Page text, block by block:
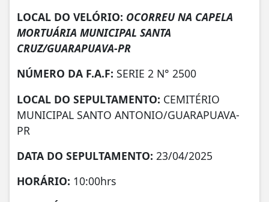
LOCAL DO VELÓRIO: OCORREU NA CAPELA
MORTUÁRIA MUNICIPAL SANTA
CRUZ/GUARAPUAVA-PR
NÚMERO DA F.A.F: SERIE 2 N° 2500
LOCAL DO SEPULTAMENTO: CEMITÉRIO
MUNICIPAL SANTO ANTONIO/GUARAPUAVA-
PR
DATA DO SEPULTAMENTO: 23/04/2025
HORÁRIO: 10:00hrs